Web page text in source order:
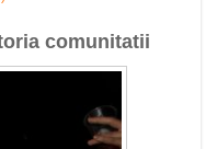
comunitatii